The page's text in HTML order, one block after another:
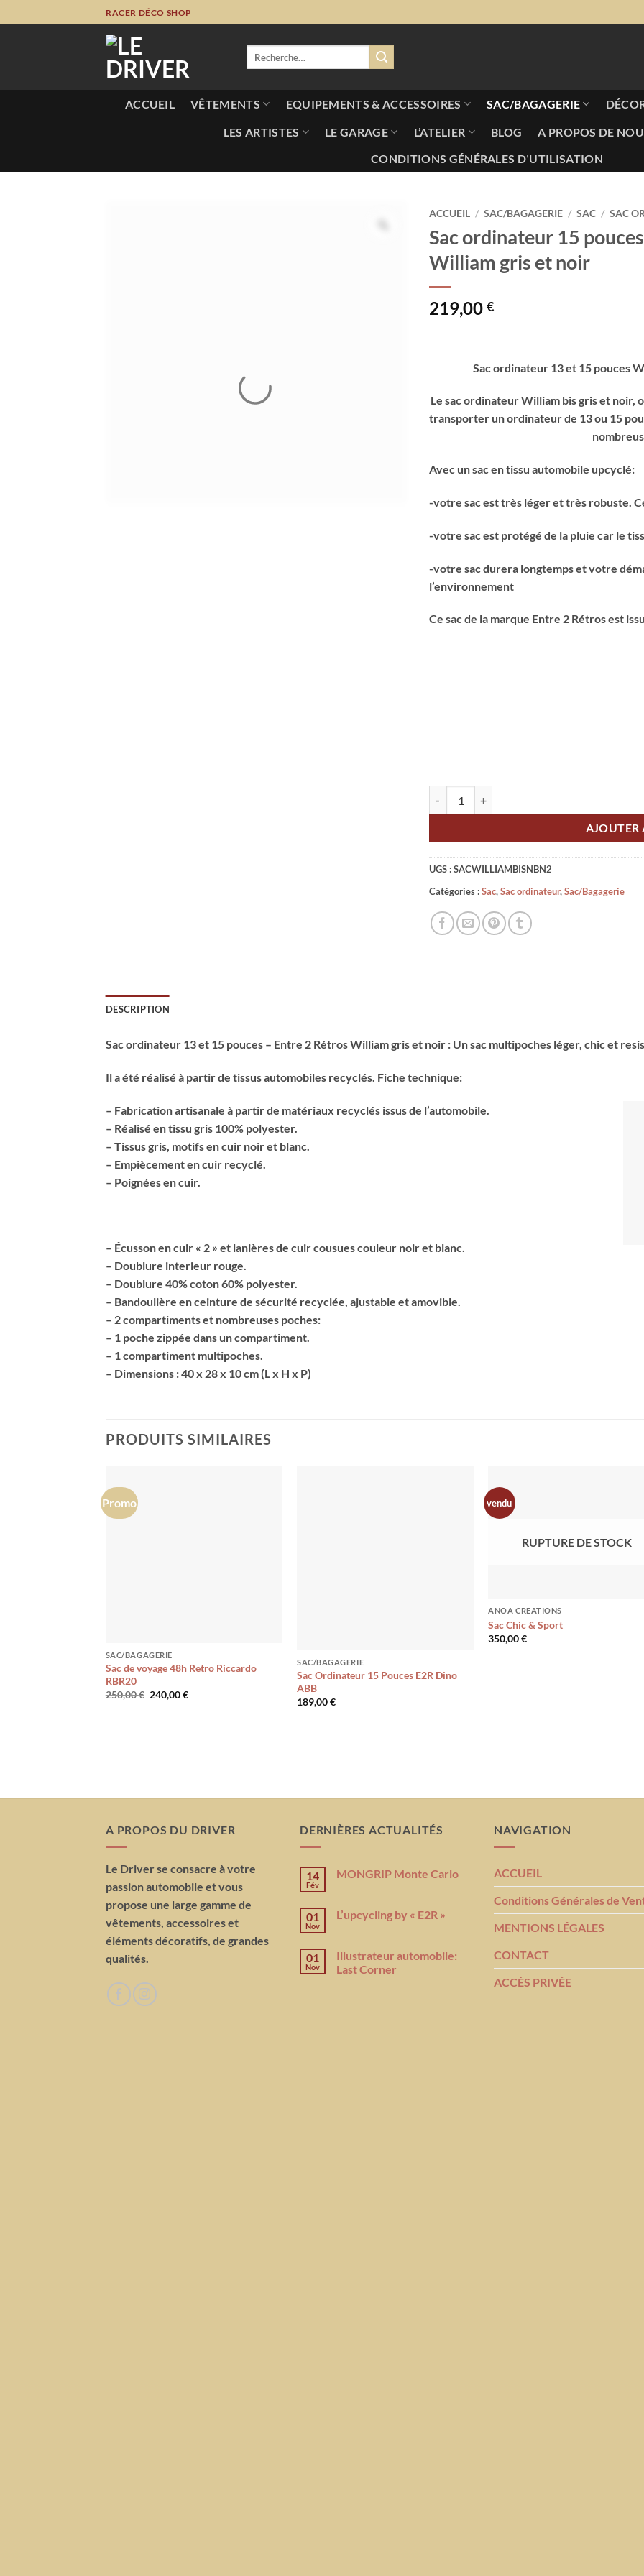
au
RACER DÉCO SHOP
ACCUEIL VÊTEMENTS EQUIPEMENTS & ACCESSOIRES SAC/BAGAGERIE
LES ARTISTES LE GARAGE L’ATELIER BLOG A PROPOS DE
CONDITIONS GÉNÉRALES D’UTILISATION
ACCUEIL / SAC/BAGAGERIE / SAC / SAC
Sac ordinateur 15
William gris et noir
219,00 €
Sac ordinateur 13 et 15 pouces
Le sac ordinateur William bis gris et
transporter un ordinateur de 13 ou 15
Avec un sac en tissu automobile upcyclé:
-votre sac est très léger et très robuste.
-votre sac est protégé de la pluie car le
-votre sac durera longtemps et votre
l’environnement
Ce sac de la marque Entre 2 Rétros est
AJOUTER
UGS :SACWILLIAMBISNBN2
Catégories :Sac,Sac ordinateur,Sac/Bagagerie
DESCRIPTION
Sac ordinateur 13 et 15 pouces – Entre 2 Rétros William gris et noir : Un sac multipoches léger, chic et
Il a été réalisé à partir de tissus automobiles recyclés. Fiche technique:
– Fabrication artisanale à partir de matériaux recyclés issus de l’automobile.
– Réalisé en tissu gris 100% polyester.
– Tissus gris, motifs en cuir noir et blanc.
– Empiècement en cuir recyclé.
– Poignées en cuir.
– Écusson en cuir « 2 » et lanières de cuir cousues couleur noir et blanc.
– Doublure interieur rouge.
– Doublure 40% coton 60% polyester.
– Bandoulière en ceinture de sécurité recyclée, ajustable et amovible.
– 2 compartiments et nombreuses poches:
– 1 poche zippée dans un compartiment.
– 1 compartiment multipoches.
– Dimensions : 40 x 28 x 10 cm (L x H x P)
PRODUITS SIMILAIRES
Promo
SAC/BAGAGERIE
Sac de voyage 48h Retro Riccardo
RBR20
250,00€ Le
prix
240,00€Le
SAC/BAGAGERIE
Sac Ordinateur 15 Pouces E2R Dino
ABB
189,00€
vendu
RUPTURE DE STOCK
ANOA CREATIONS
Sac Chic & Sport
350,00€
A PROPOS DU DRIVER
Le Driver se consacre à votre
passion automobile et vous
propose une large gamme de
vêtements, accessoires et
éléments décoratifs, de grandes
qualités.
DERNIÈRES ACTUALITÉS
14
Fév
MONGRIP Monte Carlo
01
Nov
L’upcycling by « E2R »
01
Nov
Illustrateur automobile:
Last Corner
NAVIGATION
ACCUEIL
Conditions Générales de
MENTIONS LÉGALES
CONTACT
ACCÈS PRIVÉE